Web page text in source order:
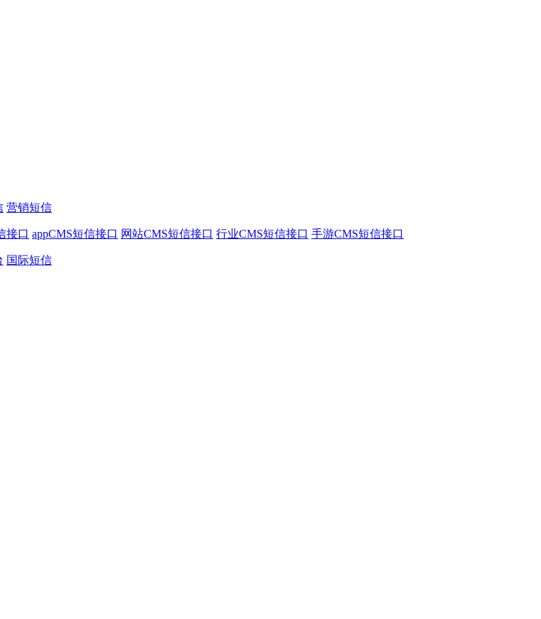
营销短信
接口 appCMS短信接口 网站CMS短信接口 行业CMS短信接口 手游CMS短信接口
国际短信